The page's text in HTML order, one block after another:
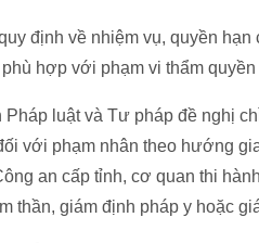
định về nhiệm vụ, quyền
hợp với phạm vi thẩm
Pháp luật và Tư pháp đề nghị
với phạm nhân theo hướng
an cấp tỉnh, cơ quan thi
thần, giám định pháp y hoặc